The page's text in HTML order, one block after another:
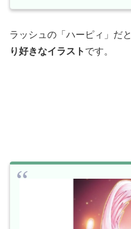
ラッシュの「ハーピィ」だと
り好きなイラスト です。